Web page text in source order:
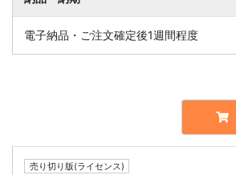
電子納品・ご注文確定後1週間程度
売り切り版(ライセンス)